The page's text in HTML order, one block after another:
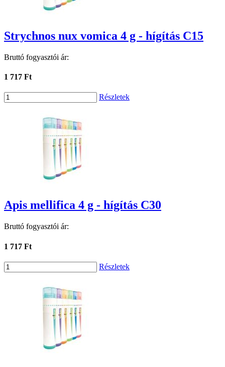
Strychnos nux vomica 4 g - hígítás C15
Bruttó fogyasztói ár:
1 717 Ft
Részletek
Apis mellifica 4 g - hígítás C30
Bruttó fogyasztói ár:
1 717 Ft
Részletek